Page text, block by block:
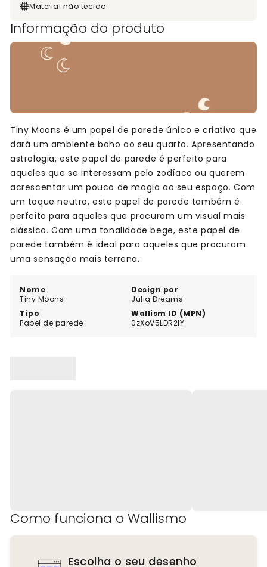
Material não tecido
Informação do produto
Nome
Tiny Moons
Design por
Julia Dreams
Tipo
Papel de parede
Wallism ID (MPN)
0zXoV5LDR2lY
Tiny Moons é um papel de parede único e criativo que
dará um ambiente boho ao seu quarto. Apresentando
astrologia, este papel de parede é perfeito para
aqueles que se interessam pelo zodíaco ou querem
acrescentar um pouco de magia ao seu espaço. Com
um toque neutro, este papel de parede também é
perfeito para aqueles que procuram um visual mais
clássico. Com uma tonalidade bege, este papel de
parede também é ideal para aqueles que procuram
uma sensação mais terrena.
Como funciona o Wallismo
Escolha o seu desenho